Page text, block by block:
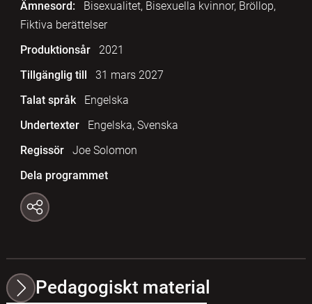
Ämnesord:
Bisexualitet, Bisexuella kvinnor, Bröllop,
Fiktiva berättelser
Produktionsår
2021
Tillgänglig till
31 mars 2027
Talat språk
Engelska
Undertexter
Engelska, Svenska
Regissör
Joe Solomon
Dela programmet
Pedagogiskt material